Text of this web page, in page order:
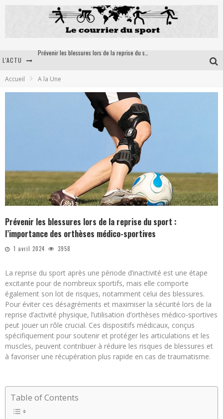
L'ACTU
Les bienfaits du tir à l’arc pour la santé
Prévenir les blessures lors de la reprise du sport : l'importance des orthèses médico-sportives
Accueil A la Une
Prévenir les blessures lors de la reprise du sport :
l’importance des orthèses médico-sportives
1 avril 2024 3958
La reprise du sport après une période d’inactivité est une étape
excitante pour de nombreux sportifs, mais elle comporte
également son lot de risques, notamment celui des blessures.
Pour éviter ces désagréments et maximiser la sécurité lors de la
reprise d’activité physique, l’utilisation d’orthèses médico-sportives
peut jouer un rôle crucial. Ces dispositifs médicaux, conçus
spécifiquement pour soutenir et protéger les articulations et les
muscles, peuvent contribuer à réduire les risques de blessures et
à favoriser une récupération plus rapide en cas de traumatisme.
Table of Contents